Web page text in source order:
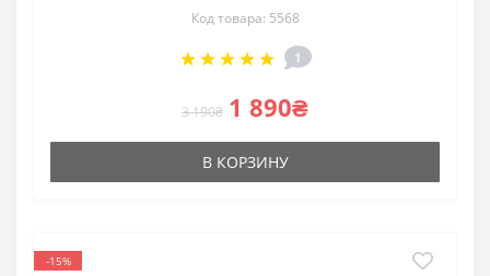
Код товара: 5568
1
3 190₴ 1 890₴
В КОРЗИНУ
-15%